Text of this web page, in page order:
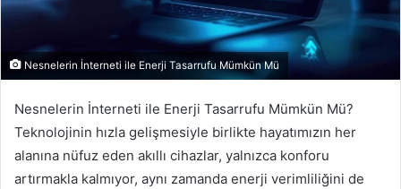
Nesnelerin İnterneti ile Enerji Tasarrufu Mümkün Mü
Nesnelerin İnterneti ile Enerji Tasarrufu Mümkün Mü?
Teknolojinin hızla gelişmesiyle birlikte hayatımızın her
alanına nüfuz eden akıllı cihazlar, yalnızca konforu
artırmakla kalmıyor, aynı zamanda enerji verimliliğini de